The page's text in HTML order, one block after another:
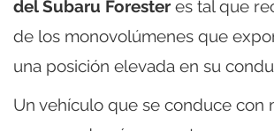
del Subaru Forester es tal que
de los monovolúmenes que
una posición elevada en su
Un vehículo que se conduce con